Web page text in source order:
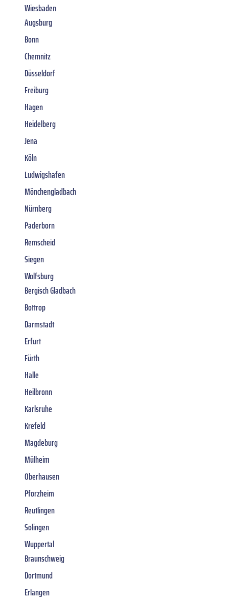
Wiesbaden
Augsburg
Bonn
Chemnitz
Düsseldorf
Freiburg
Hagen
Heidelberg
Jena
Köln
Ludwigshafen
Mönchengladbach
Nürnberg
Paderborn
Remscheid
Siegen
Wolfsburg
Bergisch Gladbach
Bottrop
Darmstadt
Erfurt
Fürth
Halle
Heilbronn
Karlsruhe
Krefeld
Magdeburg
Mülheim
Oberhausen
Pforzheim
Reutlingen
Solingen
Wuppertal
Braunschweig
Dortmund
Erlangen